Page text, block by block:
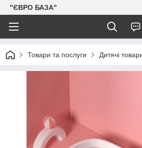
"ЄВРО БАЗА"
Товари та послуги Дитячі